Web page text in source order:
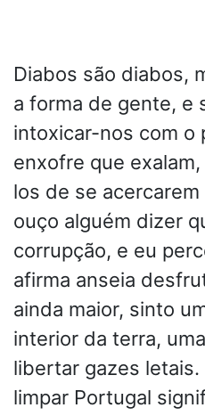
Diabos são diabos,
a forma de gente, e
intoxicar-nos com o
enxofre que
los de se
ouço alguém dizer
corrupção, e eu
afirma anseia
ainda maior, sinto
interior da terra,
libertar gazes letais.
limpar Portugal